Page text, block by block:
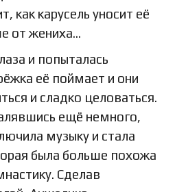
как карусель уносит её
от жениха…
и попыталась
её поймает и они
и сладко целоваться.
ещё немного,
музыку и стала
была больше похожа
Сделав